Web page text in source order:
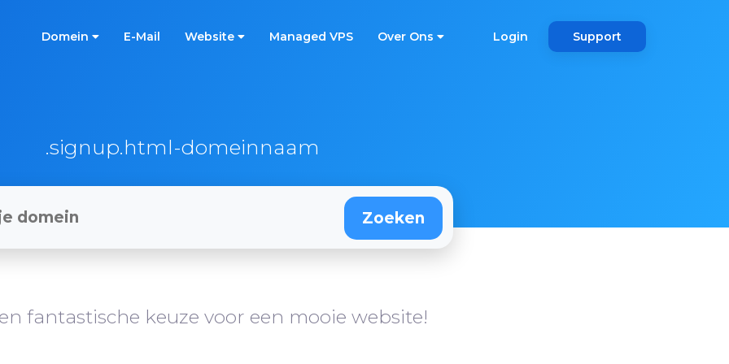
Domein E-Mail Website Managed VPS Over Ons Login Support
.signup.html-domeinnaam
fantastische keuze voor een mooie website!